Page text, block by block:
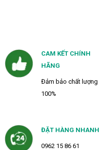
CAM KẾT CHÍNH
HÃNG
Đảm bảo chất lượng
100%
ĐẶT HÀNG NHANH
0962 15 86 61